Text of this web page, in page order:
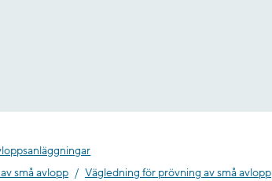
små avlopp
Vägledning för prövning av små avlopp